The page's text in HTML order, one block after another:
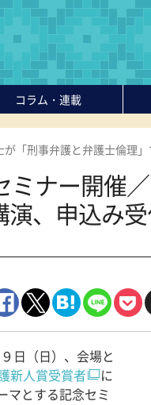
コラム・連載
「刑事弁護と弁護士倫理」
ミナー開催
、申込み
日（日）、会場と
新人賞受賞者
に
マとする記念セミ